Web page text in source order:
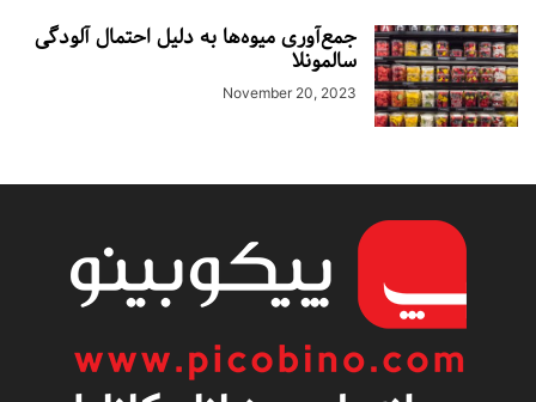
جمع‌آوری میوه‌‌ها به دلیل احتمال آلودگی
سالمونلا
November 20, 2023